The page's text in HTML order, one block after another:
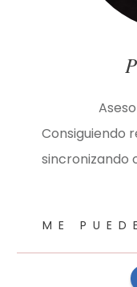
Consiguiendo
sincronizando
ME